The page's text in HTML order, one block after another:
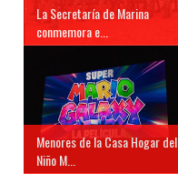
La Secretaría de Marina
conmemora e...
Menores de la Casa Hogar del
Niño M...